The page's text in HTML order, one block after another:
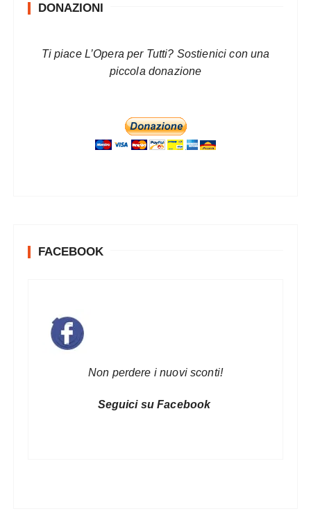
DONAZIONI
Ti piace L’Opera per Tutti? Sostienici con una
piccola donazione
FACEBOOK
Non perdere i nuovi sconti!
Seguici su Facebook